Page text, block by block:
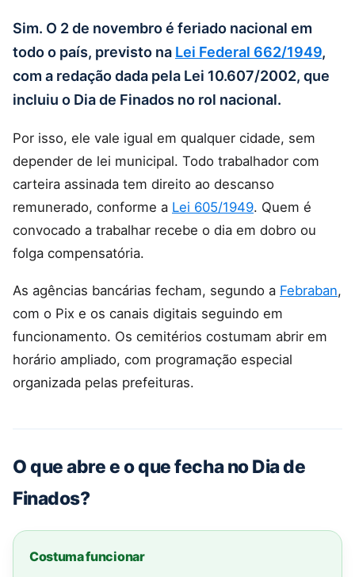
Sim. O 2 de novembro é feriado nacional em
todo o país, previsto na Lei Federal 662/1949,
com a redação dada pela Lei 10.607/2002, que
incluiu o Dia de Finados no rol nacional.
Por isso, ele vale igual em qualquer cidade, sem
depender de lei municipal. Todo trabalhador com
carteira assinada tem direito ao descanso
remunerado, conforme a Lei 605/1949. Quem é
convocado a trabalhar recebe o dia em dobro ou
folga compensatória.
As agências bancárias fecham, segundo a Febraban,
com o Pix e os canais digitais seguindo em
funcionamento. Os cemitérios costumam abrir em
horário ampliado, com programação especial
organizada pelas prefeituras.
O que abre e o que fecha no Dia de
Finados?
Costuma funcionar